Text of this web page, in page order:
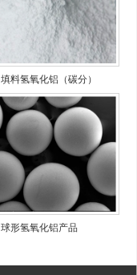
料氢氧化铝（碳分）
球形氢氧化铝产品